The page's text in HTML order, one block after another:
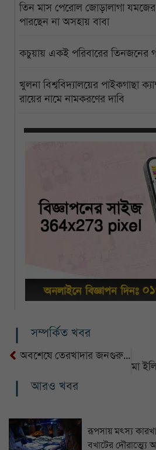
তিন মাস পেরোল জোড়ালাগা যমজের,
পারছেন না অসহায় বাবা
কচুয়ায় একই পরিবারের তিনজনের
খুলনা বিশ্ববিদ্যালয়ের পাইকগাছা
রায়ের নামে নামকরণের দাবি
সম্পর্কিত খবর
অবশেষে তেরখাদার জনগুরুত্বপূর্ণ সড়ক সংস্কার কাজ ২ বছর পর শুরু
আরও খবর
রূপসায় মৎস্য
বখাটের দৌরাত্ম্যে